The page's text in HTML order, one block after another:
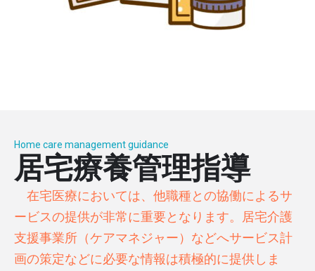
Home care management guidance
居宅療養管理指導
在宅医療においては、他職種との協働によるサ
ービスの提供が非常に重要となります。居宅介護
支援事業所（ケアマネジャー）などへサービス計
画の策定などに必要な情報は積極的に提供しま